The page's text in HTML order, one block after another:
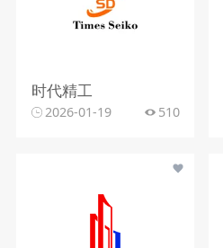
时代精工
2026-01-19 510